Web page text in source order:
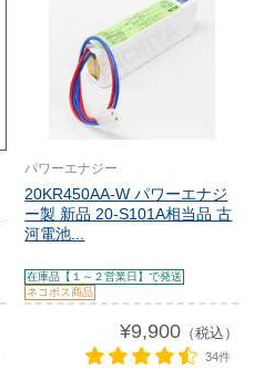
パワーエナジー
20KR450AA-W パワーエナジ
ー製 新品 20-S101A相当品 古
河電池...
在庫品【１～２営業日】で発送
ネコポス商品
¥9,900（税込）
34件